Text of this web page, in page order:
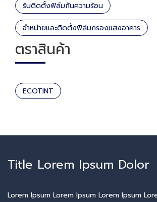
รับติดตั้งฟิล์มกันความร้อน
จำหน่ายและติดตั้งฟิล์มกรองแสงอาคาร
ตราสินค้า
ECOTINT
Title Lorem Ipsum Dolor
Lorem Ipsum Lorem Ipsum Lorem Ipsum